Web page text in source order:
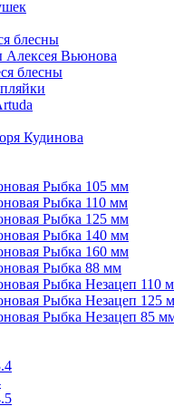
блесны
Алексея Вьюнова
блесны
Кудинова
Рыбка 105 мм
Рыбка 110 мм
Рыбка 125 мм
Рыбка 140 мм
Рыбка 160 мм
Рыбка 88 мм
Рыбка Незацеп 110
Рыбка Незацеп 125
Рыбка Незацеп 85